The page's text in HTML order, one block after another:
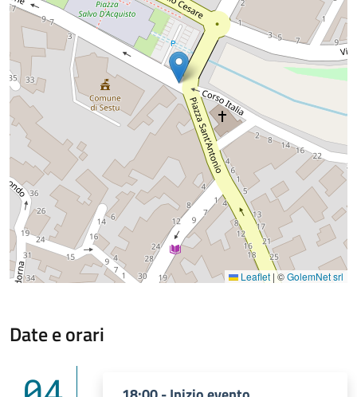
Leaflet |©GolemNet srl
Date e orari